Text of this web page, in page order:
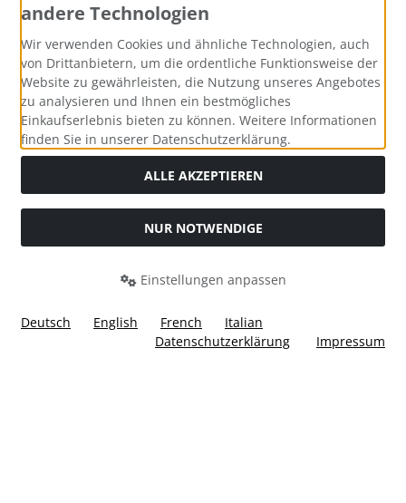
Zahlungsmethoden
Social Media
Widerrufsformular
andere Technologien
Wir verwenden Cookies und ähnliche Technologien, auch
von Drittanbietern, um die ordentliche Funktionsweise der
Website zu gewährleisten, die Nutzung unseres Angebotes
zu analysieren und Ihnen ein bestmögliches
Einkaufserlebnis bieten zu können. Weitere Informationen
finden Sie in unserer Datenschutzerklärung.
ALLE AKZEPTIEREN
NUR NOTWENDIGE
Einstellungen anpassen
Deutsch English French
Italian
Datenschutzerklärung
Impressum